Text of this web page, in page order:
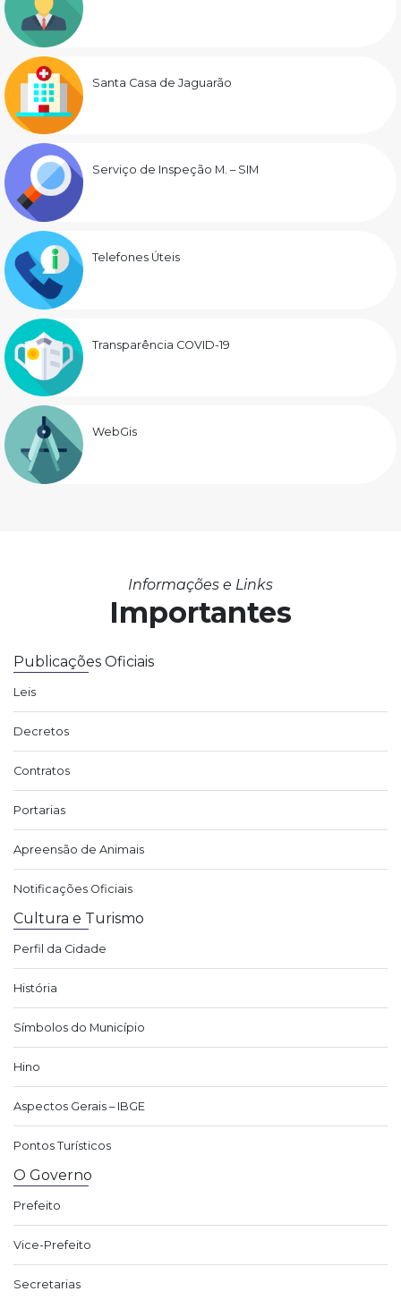
Santa Casa de Jaguarão
Serviço de Inspeção M. – SIM
Telefones Úteis
Transparência COVID-19
WebGis
Informações e Links
Importantes
Publicações Oficiais
Leis
Decretos
Contratos
Portarias
Apreensão de Animais
Notificações Oficiais
Cultura e Turismo
Perfil da Cidade
História
Símbolos do Município
Hino
Aspectos Gerais – IBGE
Pontos Turísticos
O Governo
Prefeito
Vice-Prefeito
Secretarias